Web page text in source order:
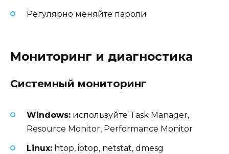
Регулярно меняйте пароли
Мониторинг и диагностика
Системный мониторинг
Windows: используйте Task Manager,
Resource Monitor, Performance Monitor
Linux: htop, iotop, netstat, dmesg